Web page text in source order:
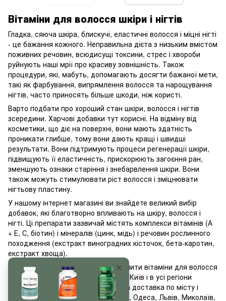
Вітаміни для волосся шкіри і нігтів
Гладка, сяюча шкіра, блискучі, еластичні волосся і міцні нігті
- це бажання кожного. Неправильна дієта з низьким вмістом
поживних речовин, всюдисущі токсини, стрес і хвороби
руйнують наші мрії про красиву зовнішність. Також
процедури, які, мабуть, допомагають досягти бажаної мети,
такі як фарбування, випрямлення волосся та нарощування
нігтів, часто приносять більше шкоди, ніж користі.
Варто подбати про хороший стан шкіри, волосся і нігтів
зсередини. Харчові добавки тут корисні. На відміну від
косметики, що діє на поверхні, вони мають здатність
проникати глибше, тому вони дають кращі і швидші
результати. Вони підтримують процеси регенерації шкіри,
підвищують її еластичність, прискорюють загоєння ран,
зменшують ознаки старіння і знебарвлення шкіри. Вони
також можуть стимулювати ріст волосся і зміцнювати
нігтьову пластину.
У нашому інтернет магазині ви знайдете великий вибір
добавок, які благотворно впливають на шкіру, волосся і
нігті. Ці препарати зазвичай містять комплекси вітамінів (А
+ Е, С, біотин) і мінералів (цинк, мідь) і речовин рослинного
походження (екстракт виноградних кісточок, бета-каротин,
екстракт хвоща).
Наш інтернет-магазин пропонує купити вітаміни для волосся
нігтів і шкіри недорогі доставкою в Київ і в усі регіони
України. Для покупців передбачена доставка по місту і
доставка по Україні: Харків, Дніпро, Одеса, Львів, Миколаїв,